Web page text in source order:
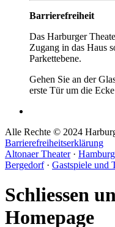
Barrierefreiheit
Das Harburger
Zugang in das Haus
Parkettebene.
Gehen Sie an der
erste Tür um die
Alle Rechte © 2024
Barrierefreiheitserklärung
Altonaer Theater·
Bergedorf· Gastspiele und
Schliessen
Homepage